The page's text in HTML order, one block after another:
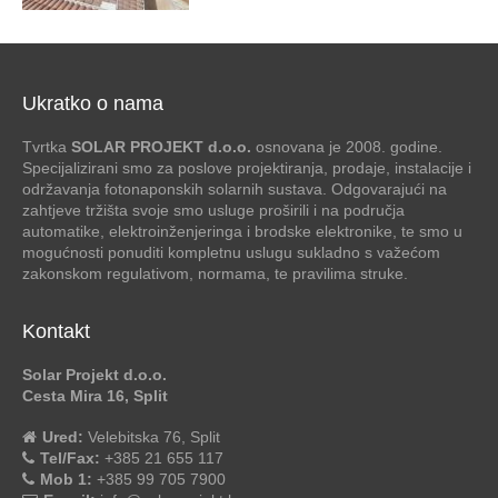
Ukratko o nama
Tvrtka SOLAR PROJEKT d.o.o. osnovana je 2008. godine.
Specijalizirani smo za poslove projektiranja, prodaje, instalacije i
održavanja fotonaponskih solarnih sustava. Odgovarajući na
zahtjeve tržišta svoje smo usluge proširili i na područja
automatike, elektroinženjeringa i brodske elektronike, te smo u
mogućnosti ponuditi kompletnu uslugu sukladno s važećom
zakonskom regulativom, normama, te pravilima struke.
Kontakt
Solar Projekt d.o.o.
Cesta Mira 16, Split
Ured: Velebitska 76, Split
Tel/Fax: +385 21 655 117
Mob 1: +385 99 705 7900